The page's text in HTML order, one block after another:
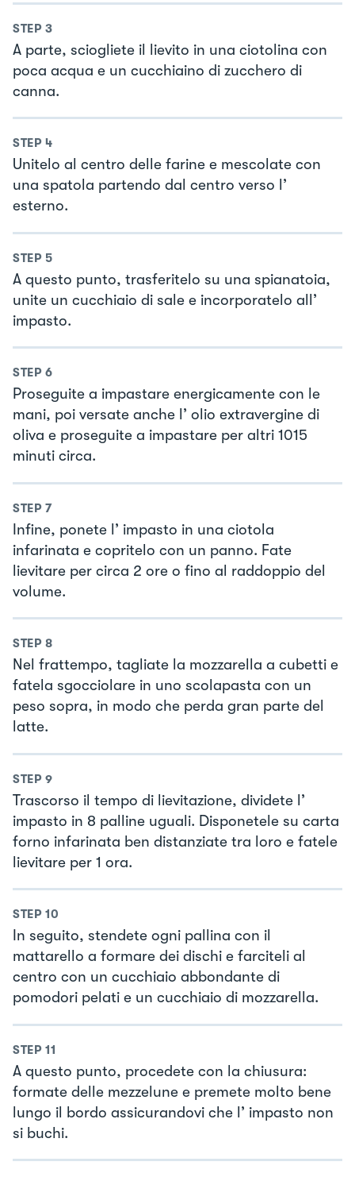
STEP 3
A parte, sciogliete il lievito in una ciotolina con
poca acqua e un cucchiaino di zucchero di
canna.
STEP 4
Unitelo al centro delle farine e mescolate con
una spatola partendo dal centro verso l’
esterno.
STEP 5
A questo punto, trasferitelo su una spianatoia,
unite un cucchiaio di sale e incorporatelo all’
impasto.
STEP 6
Proseguite a impastare energicamente con le
mani, poi versate anche l’ olio extravergine di
oliva e proseguite a impastare per altri 1015
minuti circa.
STEP 7
Infine, ponete l’ impasto in una ciotola
infarinata e copritelo con un panno. Fate
lievitare per circa 2 ore o fino al raddoppio del
volume.
STEP 8
Nel frattempo, tagliate la mozzarella a cubetti e
fatela sgocciolare in uno scolapasta con un
peso sopra, in modo che perda gran parte del
latte.
STEP 9
Trascorso il tempo di lievitazione, dividete l’
impasto in 8 palline uguali. Disponetele su carta
forno infarinata ben distanziate tra loro e fatele
lievitare per 1 ora.
STEP 10
In seguito, stendete ogni pallina con il
mattarello a formare dei dischi e farciteli al
centro con un cucchiaio abbondante di
pomodori pelati e un cucchiaio di mozzarella.
STEP 11
A questo punto, procedete con la chiusura:
formate delle mezzelune e premete molto bene
lungo il bordo assicurandovi che l’ impasto non
si buchi.